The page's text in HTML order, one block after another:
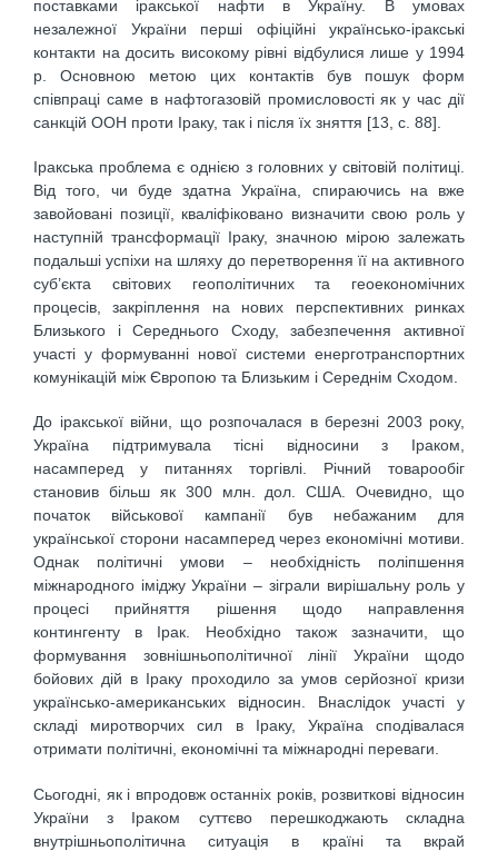
поставками іракської нафти в Україну. В умовах
незалежної України перші офіційні українсько-іракські
контакти на досить високому рівні відбулися лише у 1994
р. Основною метою цих контактів був пошук форм
співпраці саме в нафтогазовій промисловості як у час дії
санкцій ООН проти Іраку, так і після їх зняття [13, c. 88].
Іракська проблема є однією з головних у світовій політиці.
Від того, чи буде здатна Україна, спираючись на вже
завойовані позиції, кваліфіковано визначити свою роль у
наступній трансформації Іраку, значною мірою залежать
подальші успіхи на шляху до перетворення її на активного
суб’єкта світових геополітичних та геоекономічних
процесів, закріплення на нових перспективних ринках
Близького і Середнього Сходу, забезпечення активної
участі у формуванні нової системи енерготранспортних
комунікацій між Європою та Близьким і Середнім Сходом.
До іракської війни, що розпочалася в березні 2003 року,
Україна підтримувала тісні відносини з Іраком,
насамперед у питаннях торгівлі. Річний товарообіг
становив більш як 300 млн. дол. США. Очевидно, що
початок військової кампанії був небажаним для
української сторони насамперед через економічні мотиви.
Однак політичні умови – необхідність поліпшення
міжнародного іміджу України – зіграли вирішальну роль у
процесі прийняття рішення щодо направлення
контингенту в Ірак. Необхідно також зазначити, що
формування зовнішньополітичної лінії України щодо
бойових дій в Іраку проходило за умов серйозної кризи
українсько-американських відносин. Внаслідок участі у
складі миротворчих сил в Іраку, Україна сподівалася
отримати політичні, економічні та міжнародні переваги.
Сьогодні, як і впродовж останніх років, розвиткові відносин
України з Іраком суттєво перешкоджають складна
внутрішньополітична ситуація в країні та вкрай